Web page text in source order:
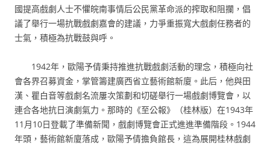
國提高戲劇人士不懼皖南事情后公民黨革命派的搾取和阻攔，倡
議了舉行一場抗戰戲劇嘉會的建議，力爭重振寬大戲劇任務者的
士氣，積極為抗戰鼓與呼。
1942年，歐陽予倩秉持推進抗戰戲劇活動的理念，積極向社
會各界召募資金，掌管籌建廣西省立藝術館新廈。此后，他與田
漢、瞿白音等戲劇名流屢次策劃和切磋舉行一場戲劇博覽會，以
連合各地抗日演劇氣力。那時的《至公報》（桂林版）在1943年
11月10日登載了準備新聞，戲劇博覽會正式進進準備階段。1944
年頭，藝術館新廈落成，歐陽予倩擔負館長，這為展開桂林戲劇